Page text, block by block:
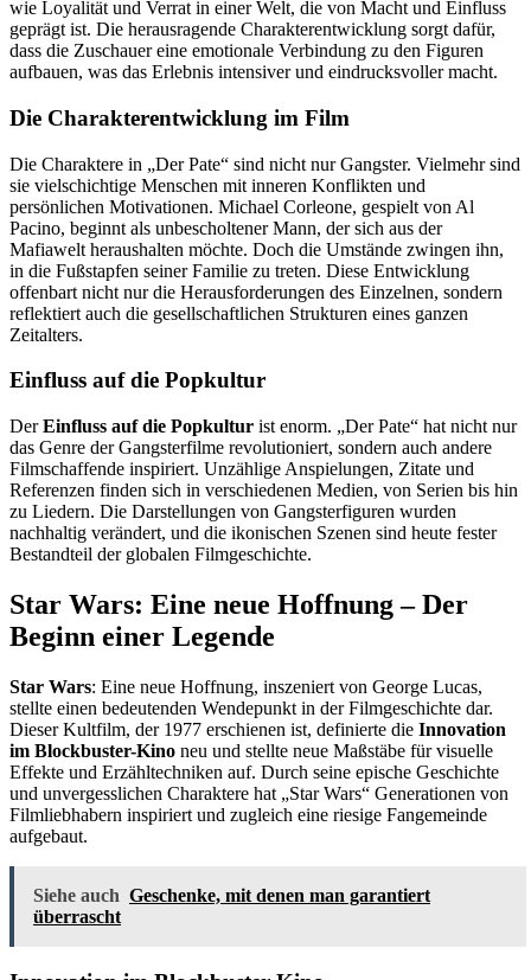
wie Loyalität und Verrat in einer Welt, die von Macht und Einfluss
geprägt ist. Die herausragende Charakterentwicklung sorgt dafür,
dass die Zuschauer eine emotionale Verbindung zu den Figuren
aufbauen, was das Erlebnis intensiver und eindrucksvoller macht.
Die Charakterentwicklung im Film
Die Charaktere in „Der Pate“ sind nicht nur Gangster. Vielmehr sind
sie vielschichtige Menschen mit inneren Konflikten und
persönlichen Motivationen. Michael Corleone, gespielt von Al
Pacino, beginnt als unbescholtener Mann, der sich aus der
Mafiawelt heraushalten möchte. Doch die Umstände zwingen ihn,
in die Fußstapfen seiner Familie zu treten. Diese Entwicklung
offenbart nicht nur die Herausforderungen des Einzelnen, sondern
reflektiert auch die gesellschaftlichen Strukturen eines ganzen
Zeitalters.
Einfluss auf die Popkultur
DerEinfluss auf die Popkultur ist enorm. „Der Pate“ hat nicht nur
das Genre der Gangsterfilme revolutioniert, sondern auch andere
Filmschaffende inspiriert. Unzählige Anspielungen, Zitate und
Referenzen finden sich in verschiedenen Medien, von Serien bis hin
zu Liedern. Die Darstellungen von Gangsterfiguren wurden
nachhaltig verändert, und die ikonischen Szenen sind heute fester
Bestandteil der globalen Filmgeschichte.
Star Wars: Eine neue Hoffnung – Der
Beginn einer Legende
Star Wars: Eine neue Hoffnung, inszeniert von George Lucas,
stellte einen bedeutenden Wendepunkt in der Filmgeschichte dar.
Dieser Kultfilm, der 1977 erschienen ist, definierte die Innovation
im Blockbuster-Kino neu und stellte neue Maßstäbe für visuelle
Effekte und Erzähltechniken auf. Durch seine epische Geschichte
und unvergesslichen Charaktere hat „Star Wars“ Generationen von
Filmliebhabern inspiriert und zugleich eine riesige Fangemeinde
aufgebaut.
Siehe auch Geschenke, mit denen man garantiert
überrascht